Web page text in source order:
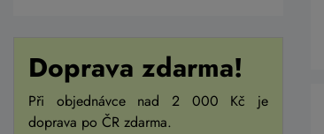
Doprava zdarma!
Při objednávce nad 2 000 Kč je
doprava po ČR zdarma.